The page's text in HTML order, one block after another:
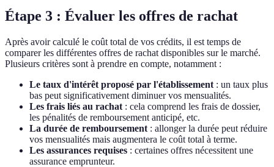
Étape 3 : Évaluer les offres de rachat
Après avoir calculé le coût total de vos crédits, il est temps de
comparer les différentes offres de rachat disponibles sur le marché.
Plusieurs critères sont à prendre en compte, notamment :
Le taux d'intérêt proposé par l'établissement : un taux plus
bas peut significativement diminuer vos mensualités.
Les frais liés au rachat : cela comprend les frais de dossier,
les pénalités de remboursement anticipé, etc.
La durée de remboursement : allonger la durée peut réduire
vos mensualités mais augmentera le coût total à terme.
Les assurances requises : certaines offres nécessitent une
assurance emprunteur.